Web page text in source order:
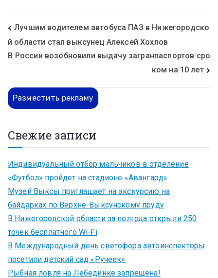
Лучшим водителем автобуса ПАЗ в Нижегородско
й области стал выксунец Алексей Хохлов
В России возобновили выдачу загранпаспортов сро
ком на 10 лет
Разместить рекламу
Свежие записи
Индивидуальный отбор мальчиков в отделение
«Футбол» пройдет на стадионе «Авангард»
Музей Выксы приглашает на экскурсию на
байдарках по Верхне-Выксунскому пруду
В Нижегородской области за полгода открыли 250
точек бесплатного Wi-Fi
В Международный день светофора автоинспекторы
посетили детский сад «Ручеек»
Рыбная ловля на Лебединке запрещена!